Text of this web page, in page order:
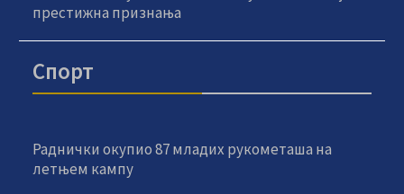
престижна признања
Спорт
Раднички окупио 87 младих рукометаша на
летњем кампу